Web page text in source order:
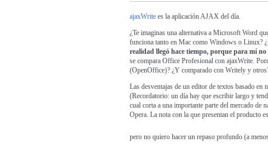
ajaxWrite es la aplicación AJAX del día.
¿Te imaginas una alternativa a Microsoft Word
funciona tanto en Mac como Windows o Linux?
realidad llegó hace tiempo, porque para mí no
se compara Office Profesional con ajaxWrite.
(OpenOffice)? ¿Y comparado con Writely y
Las desventajas de un editor de textos basado
(Recordatorio: un día hay que escribir largo y
cual corta a una importante parte del mercado de
Opera. La nota con la que presentan el producto
pero no quiero hacer un repaso profundo (a